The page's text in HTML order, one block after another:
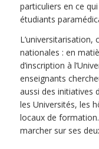
particuliers en ce
étudiants
L’universitarisation,
nationales : en
d’inscription à
enseignants
aussi des initiatives
les Universités, les
locaux de
marcher sur ses